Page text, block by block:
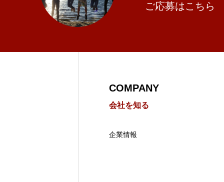
ご応募はこちら
COMPANY
会社を知る
企業情報